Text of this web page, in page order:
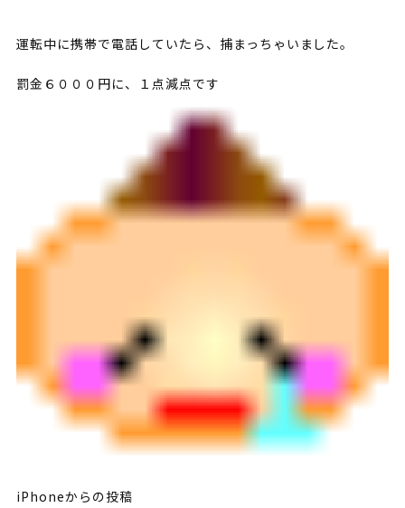
運転中に携帯で電話していたら、捕まっちゃいました。
罰金６０００円に、１点減点です
iPhoneからの投稿